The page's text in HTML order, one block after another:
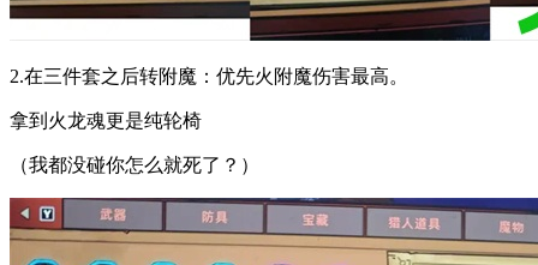
2.在三件套之后转附魔：优先火附魔伤害最高。
拿到火龙魂更是纯轮椅
（我都没碰你怎么就死了？）